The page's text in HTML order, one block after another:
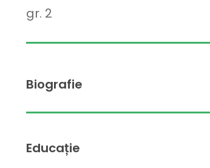
gr. 2
Biografie
Educație